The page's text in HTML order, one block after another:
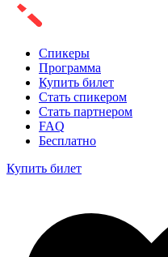
Спикеры
Программа
Купить билет
Стать спикером
Стать партнером
FAQ
Бесплатно
Купить билет